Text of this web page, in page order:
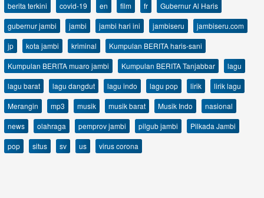
berita terkini
covid-19 en film fr
Gubernur Al Haris
gubernur jambi
jambi jambi hari ini jambiseru
jambiseru.com
jp
kota jambi kriminal
Kumpulan BERITA haris-sani
Kumpulan BERITA muaro jambi
Kumpulan BERITA Tanjabbar
lagu
lagu barat
lagu dangdut lagu indo lagu pop lirik
lirik lagu
Merangin
mp3 musik musik barat Musik Indo
nasional
news
olahraga pemprov jambi pilgub jambi
Pilkada Jambi
pop
situs sv us virus corona